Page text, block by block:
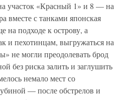
участок «Красный 1» и 8 — на
вместе с танками японская
на подходе к острову, а
и пехотинцам, выгружаться на
не могли преодолевать брод
без риска залить и заглушить
немало мест со
— после обстрелов и